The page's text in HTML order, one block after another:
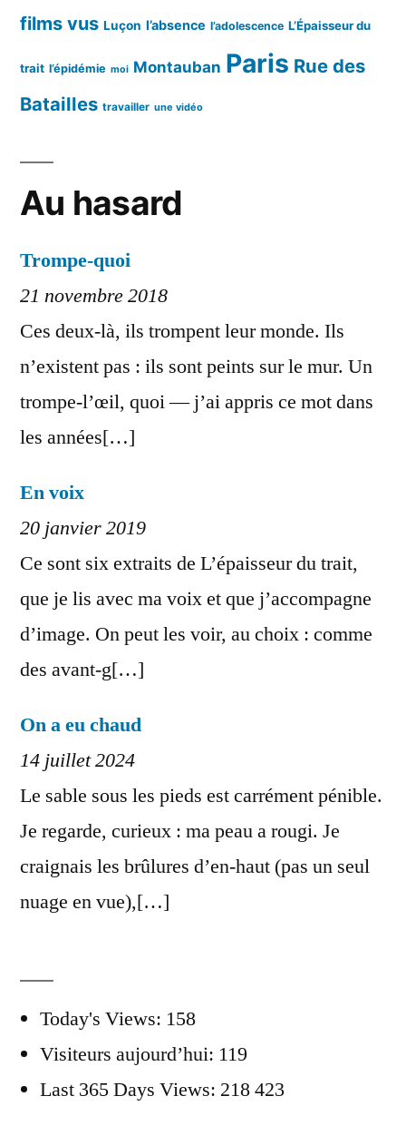
films vus Luçon l’absence l’adolescence L’Épaisseur du
trait l’épidémie moi Montauban Paris Rue des
Batailles travailler une vidéo
Au hasard
Trompe-quoi
21 novembre 2018
Ces deux-là, ils trompent leur monde. Ils
n’existent pas : ils sont peints sur le mur. Un
trompe-l’œil, quoi — j’ai appris ce mot dans
les années[…]
En voix
20 janvier 2019
Ce sont six extraits de L’épaisseur du trait,
que je lis avec ma voix et que j’accompagne
d’image. On peut les voir, au choix : comme
des avant-g[…]
On a eu chaud
14 juillet 2024
Le sable sous les pieds est carrément pénible.
Je regarde, curieux : ma peau a rougi. Je
craignais les brûlures d’en-haut (pas un seul
nuage en vue),[…]
Today's Views: 158
Visiteurs aujourd’hui: 119
Last 365 Days Views: 218 423